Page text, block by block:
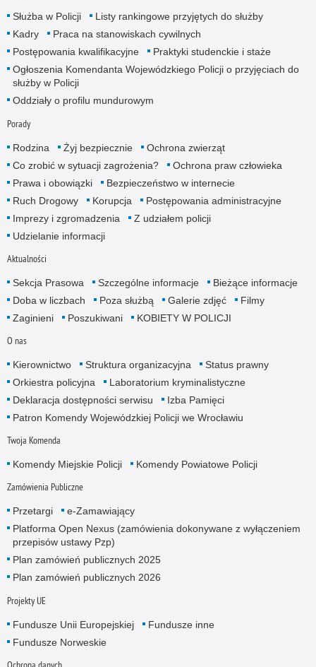
Służba w Policji
Listy rankingowe przyjętych do służby
Kadry
Praca na stanowiskach cywilnych
Postępowania kwalifikacyjne
Praktyki studenckie i staże
Ogłoszenia Komendanta Wojewódzkiego Policji o przyjęciach do
służby w Policji
Oddziały o profilu mundurowym
Porady
Rodzina Żyj bezpiecznie
Ochrona zwierząt
Co zrobić w sytuacji zagrożenia?
Ochrona praw człowieka
Prawa i obowiązki
Bezpieczeństwo w internecie
Ruch Drogowy
Korupcja
Postępowania administracyjne
Imprezy i zgromadzenia
Z udziałem policji
Udzielanie informacji
Aktualności
Sekcja Prasowa Szczególne informacje
Bieżące informacje
Doba w liczbach
Poza służbą Galerie zdjęć
Filmy
Zaginieni
Poszukiwani KOBIETY W POLICJI
O nas
Kierownictwo Struktura organizacyjna
Status prawny
Orkiestra policyjna
Laboratorium kryminalistyczne
Deklaracja dostępności serwisu
Izba Pamięci
Patron Komendy Wojewódzkiej Policji we Wrocławiu
Twoja Komenda
Komendy Miejskie Policji Komendy Powiatowe Policji
Zamówienia Publiczne
Przetargi
e-Zamawiający
Platforma Open Nexus (zamówienia dokonywane z wyłączeniem
przepisów ustawy Pzp)
Plan zamówień publicznych 2025
Plan zamówień publicznych 2026
Projekty UE
Fundusze Unii Europejskiej
Fundusze inne
Fundusze Norweskie